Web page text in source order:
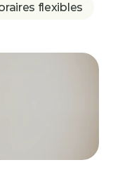
flexibles